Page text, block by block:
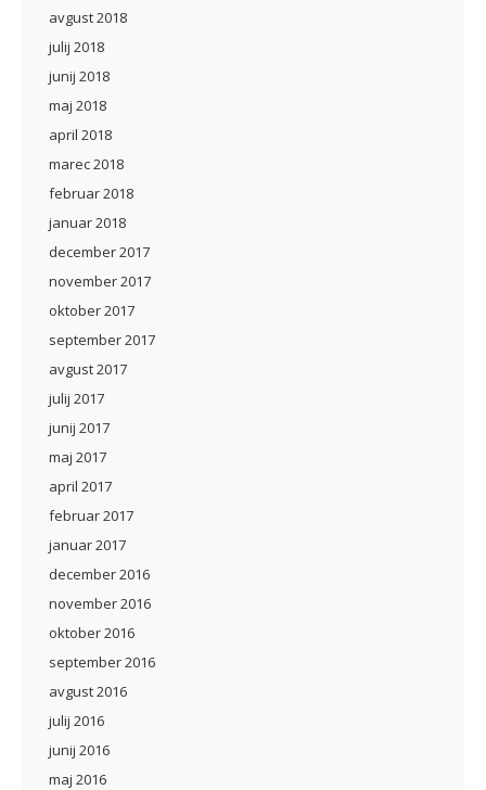
avgust 2018
julij 2018
junij 2018
maj 2018
april 2018
marec 2018
februar 2018
januar 2018
december 2017
november 2017
oktober 2017
september 2017
avgust 2017
julij 2017
junij 2017
maj 2017
april 2017
februar 2017
januar 2017
december 2016
november 2016
oktober 2016
september 2016
avgust 2016
julij 2016
junij 2016
maj 2016